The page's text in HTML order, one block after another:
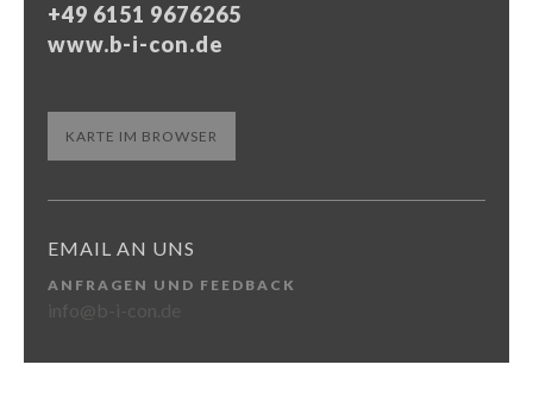
+49 6151 9676265
www.b-i-con.de
KARTE IM BROWSER
EMAIL AN UNS
ANFRAGEN UND FEEDBACK
info@b-i-con.de